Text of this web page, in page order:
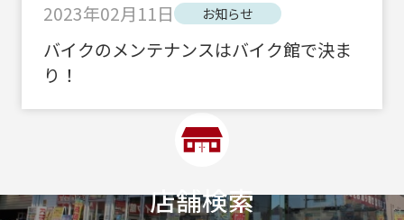
2023年02月11日 お知らせ
バイクのメンテナンスはバイク館で決ま
り！
店舗検索